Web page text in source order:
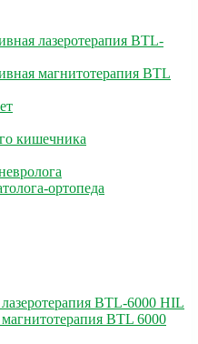
лазеротерапия BTL-
магнитотерапия BTL
кишечника
ортопеда
BTL-6000 HIL
BTL 6000